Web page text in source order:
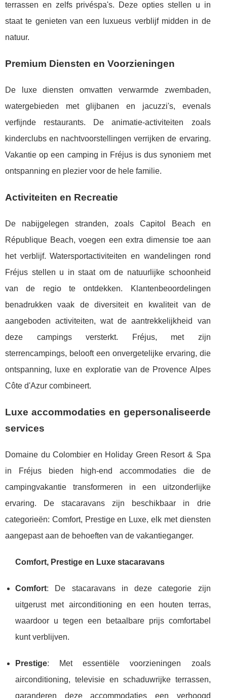
terrassen en zelfs privéspa's. Deze opties stellen u in
staat te genieten van een luxueus verblijf midden in de
natuur.
Premium Diensten en Voorzieningen
De luxe diensten omvatten verwarmde zwembaden,
watergebieden met glijbanen en jacuzzi's, evenals
verfijnde restaurants. De animatie-activiteiten zoals
kinderclubs en nachtvoorstellingen verrijken de ervaring.
Vakantie op een camping in Fréjus is dus synoniem met
ontspanning en plezier voor de hele familie.
Activiteiten en Recreatie
De nabijgelegen stranden, zoals Capitol Beach en
République Beach, voegen een extra dimensie toe aan
het verblijf. Watersportactiviteiten en wandelingen rond
Fréjus stellen u in staat om de natuurlijke schoonheid
van de regio te ontdekken. Klantenbeoordelingen
benadrukken vaak de diversiteit en kwaliteit van de
aangeboden activiteiten, wat de aantrekkelijkheid van
deze campings versterkt. Fréjus, met zijn
sterrencampings, belooft een onvergetelijke ervaring, die
ontspanning, luxe en exploratie van de Provence Alpes
Côte d'Azur combineert.
Luxe accommodaties en gepersonaliseerde
services
Domaine du Colombier en Holiday Green Resort & Spa
in Fréjus bieden high-end accommodaties die de
campingvakantie transformeren in een uitzonderlijke
ervaring. De stacaravans zijn beschikbaar in drie
categorieën: Comfort, Prestige en Luxe, elk met diensten
aangepast aan de behoeften van de vakantieganger.
Comfort, Prestige en Luxe stacaravans
Comfort: De stacaravans in deze categorie zijn
uitgerust met airconditioning en een houten terras,
waardoor u tegen een betaalbare prijs comfortabel
kunt verblijven.
Prestige: Met essentiële voorzieningen zoals
airconditioning, televisie en schaduwrijke terrassen,
garanderen deze accommodaties een verhoogd